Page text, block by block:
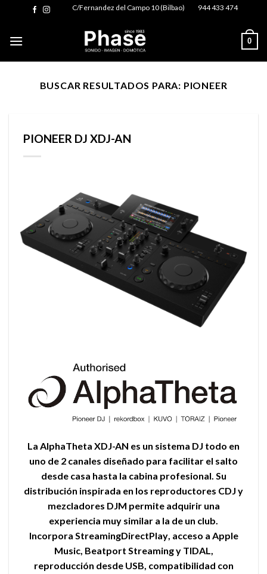
content
C/Fernandez del Campo 10 (Bilbao) 944 433 474
0
BUSCAR RESULTADOS PARA: PIONEER
PIONEER DJ XDJ-AN
La AlphaTheta XDJ-AN es un sistema DJ todo en
uno de 2 canales diseñado para facilitar el salto
desde casa hasta la cabina profesional. Su
distribución inspirada en los reproductores CDJ y
mezcladores DJM permite adquirir una
experiencia muy similar a la de un club.
Incorpora StreamingDirectPlay, acceso a Apple
Music, Beatport Streaming y TIDAL,
reproducción desde USB, compatibilidad con